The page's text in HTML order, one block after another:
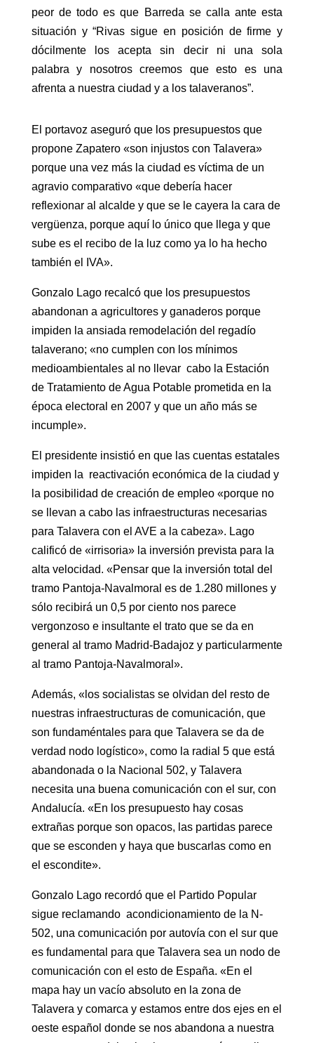
peor de todo es que Barreda se calla ante esta
situación y “Rivas sigue en posición de firme y
dócilmente los acepta sin decir ni una sola
palabra y nosotros creemos que esto es una
afrenta a nuestra ciudad y a los talaveranos”.
El portavoz aseguró que los presupuestos que
propone Zapatero «son injustos con Talavera»
porque una vez más la ciudad es víctima de un
agravio comparativo «que debería hacer
reflexionar al alcalde y que se le cayera la cara de
vergüenza, porque aquí lo único que llega y que
sube es el recibo de la luz como ya lo ha hecho
también el IVA».
Gonzalo Lago recalcó que los presupuestos
abandonan a agricultores y ganaderos porque
impiden la ansiada remodelación del regadío
talaverano; «no cumplen con los mínimos
medioambientales al no llevar cabo la Estación
de Tratamiento de Agua Potable prometida en la
época electoral en 2007 y que un año más se
incumple».
El presidente insistió en que las cuentas estatales
impiden la reactivación económica de la ciudad y
la posibilidad de creación de empleo «porque no
se llevan a cabo las infraestructuras necesarias
para Talavera con el AVE a la cabeza». Lago
calificó de «irrisoria» la inversión prevista para la
alta velocidad. «Pensar que la inversión total del
tramo Pantoja-Navalmoral es de 1.280 millones y
sólo recibirá un 0,5 por ciento nos parece
vergonzoso e insultante el trato que se da en
general al tramo Madrid-Badajoz y particularmente
al tramo Pantoja-Navalmoral».
Además, «los socialistas se olvidan del resto de
nuestras infraestructuras de comunicación, que
son fundaméntales para que Talavera se da de
verdad nodo logístico», como la radial 5 que está
abandonada o la Nacional 502, y Talavera
necesita una buena comunicación con el sur, con
Andalucía. «En los presupuesto hay cosas
extrañas porque son opacos, las partidas parece
que se esconden y haya que buscarlas como en
el escondite».
Gonzalo Lago recordó que el Partido Popular
sigue reclamando acondicionamiento de la N-
502, una comunicación por autovía con el sur que
es fundamental para que Talavera sea un nodo de
comunicación con el esto de España. «En el
mapa hay un vacío absoluto en la zona de
Talavera y comarca y estamos entre dos ejes en el
oeste español donde se nos abandona a nuestra